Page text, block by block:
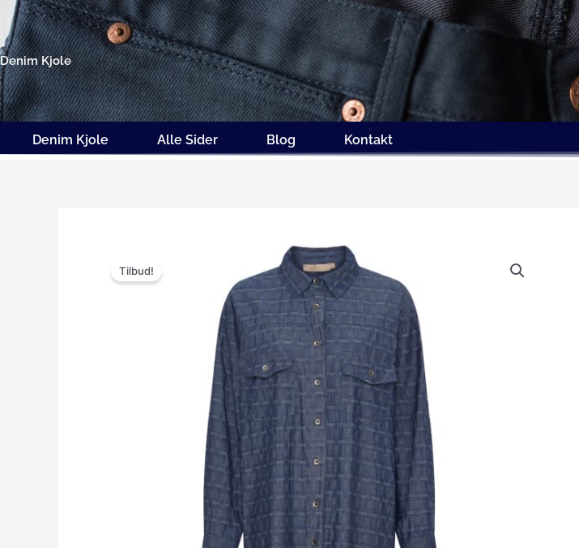
Gå
til
indholdet
Denim Kjole
Denim Kjole Alle Sider Blog Kontakt
Tilbud!